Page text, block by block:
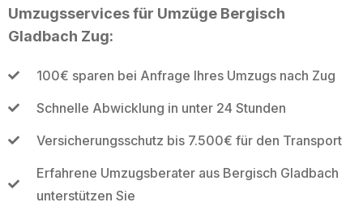
Umzugsservices für Umzüge Bergisch
Gladbach Zug:
100€ sparen bei Anfrage Ihres Umzugs nach Zug
Schnelle Abwicklung in unter 24 Stunden
Versicherungsschutz bis 7.500€ für den Transport
Erfahrene Umzugsberater aus Bergisch Gladbach
unterstützen Sie